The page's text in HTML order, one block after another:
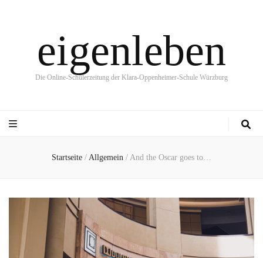
eigenleben
Die Online-Schülerzeitung der Klara-Oppenheimer-Schule Würzburg
Startseite / Allgemein / And the Oscar goes to…